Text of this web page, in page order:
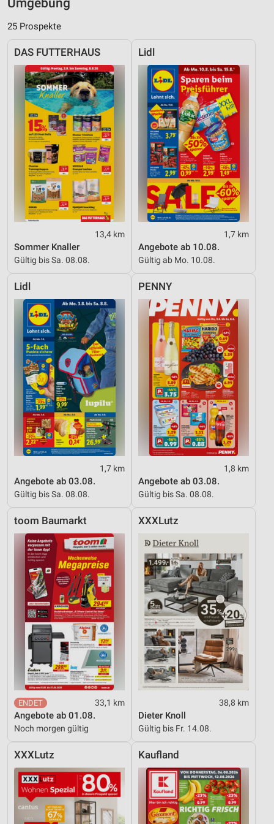
Umgebung
25 Prospekte
DAS FUTTERHAUS
13,4 km
Sommer Knaller
Gültig bis Sa. 08.08.
Lidl
1,7 km
Angebote ab 10.08.
Gültig ab Mo. 10.08.
Lidl
1,7 km
Angebote ab 03.08.
Gültig bis Sa. 08.08.
PENNY
1,8 km
Angebote ab 03.08.
Gültig bis Sa. 08.08.
toom Baumarkt
33,1 km
Angebote ab 01.08.
Noch morgen gültig
XXXLutz
38,8 km
Dieter Knoll
Gültig bis Fr. 14.08.
XXXLutz Kaufland